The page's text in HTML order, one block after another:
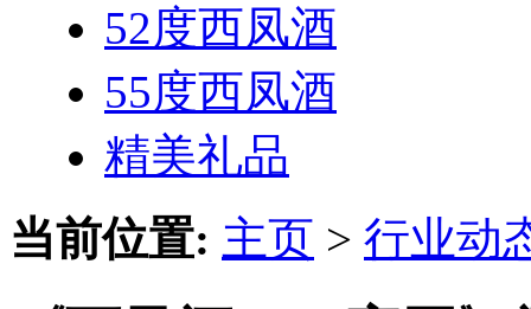
52度西凤酒
55度西凤酒
精美礼品
当前位置: 主页 > 行业动